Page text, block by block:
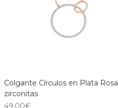
Colgante Círculos en Plata
zirconitas
49,00€